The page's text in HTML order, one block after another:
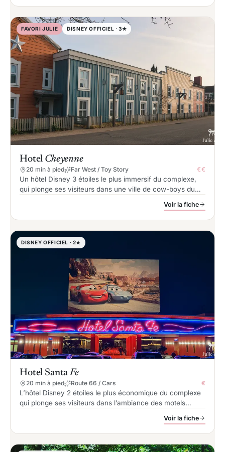
FAVORI JULIE DISNEY OFFICIEL · 3★
Hotel Cheyenne
20 min à pied Far West / Toy Story €€
Un hôtel Disney 3 étoiles le plus immersif du complexe,
qui plonge ses visiteurs dans une ville de cow-boys du
Voir la fiche
DISNEY OFFICIEL · 2★
Hotel SantaFe
20 min à pied Route 66 / Cars €
L’hôtel Disney 2 étoiles le plus économique du complexe
qui plonge ses visiteurs dans l’ambiance des motels
Voir la fiche